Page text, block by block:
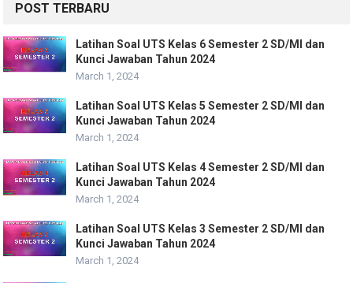
POST TERBARU
Latihan Soal UTS Kelas 6 Semester 2 SD/MI dan
Kunci Jawaban Tahun 2024
March 1, 2024
Latihan Soal UTS Kelas 5 Semester 2 SD/MI dan
Kunci Jawaban Tahun 2024
March 1, 2024
Latihan Soal UTS Kelas 4 Semester 2 SD/MI dan
Kunci Jawaban Tahun 2024
March 1, 2024
Latihan Soal UTS Kelas 3 Semester 2 SD/MI dan
Kunci Jawaban Tahun 2024
March 1, 2024